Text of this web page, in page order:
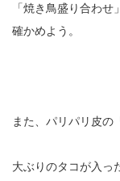
「焼き鳥盛り合わ
確かめよう。
また、パリパリ皮の
大ぶりのタコが入っ